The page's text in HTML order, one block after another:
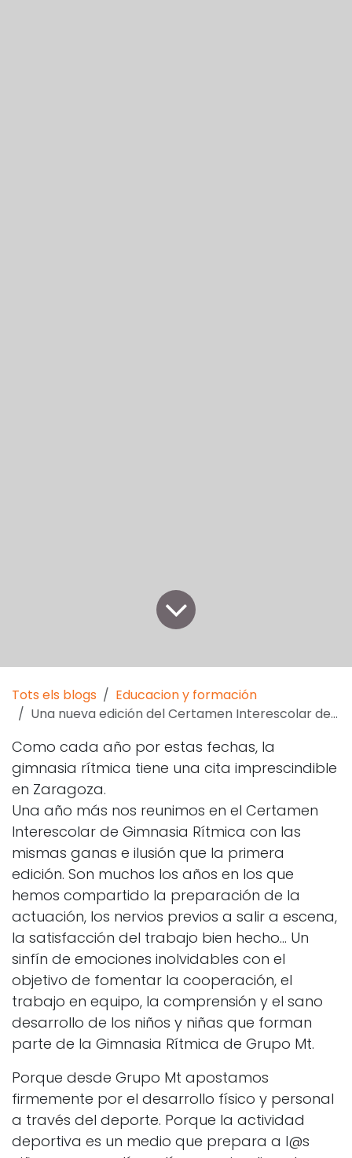
Tots els blogs
Educacion y formación
Una nueva edición del Certamen Interescolar de Gimnasia Rítmica
Como cada año por estas fechas, la
gimnasia rítmica tiene una cita imprescindible
en Zaragoza.
Una año más nos reunimos en el Certamen
Interescolar de Gimnasia Rítmica con las
mismas ganas e ilusión que la primera
edición. Son muchos los años en los que
hemos compartido la preparación de la
actuación, los nervios previos a salir a escena,
la satisfacción del trabajo bien hecho... Un
sinfín de emociones inolvidables con el
objetivo de fomentar la cooperación, el
trabajo en equipo, la comprensión y el sano
desarrollo de los niños y niñas que forman
parte de la Gimnasia Rítmica de Grupo Mt.
Porque desde Grupo Mt apostamos
firmemente por el desarrollo físico y personal
a través del deporte. Porque la actividad
deportiva es un medio que prepara a l@s